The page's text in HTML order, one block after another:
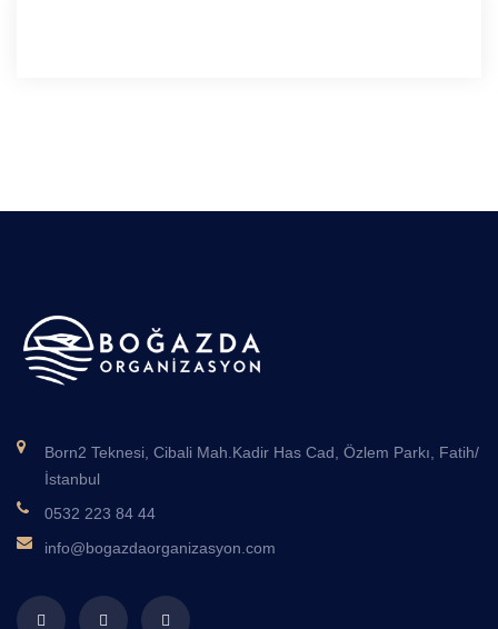
Born2 Teknesi, Cibali Mah.Kadir Has Cad, Özlem Parkı, Fatih/
İstanbul
0532 223 84 44
info@bogazdaorganizasyon.com